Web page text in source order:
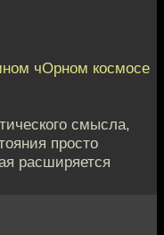
чОрном космосе
смысла,
просто
расширяется